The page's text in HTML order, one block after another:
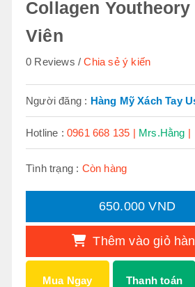
Collagen
Viên
0 Reviews Chia sẻ ý kiến
Người đăng : Hàng Mỹ Xách Tay
Hotline :0961 668 135 | Mrs.Hằng |
Tình trạng : Còn hàng
650.000 VND
Thêm vào giỏ
Mua Ngay Thanh toán